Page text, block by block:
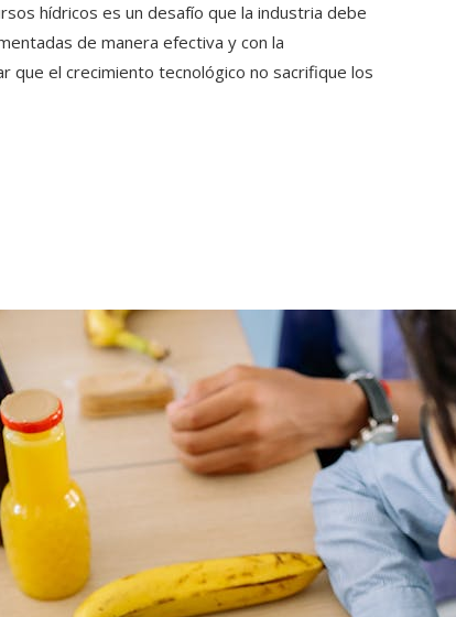
hídricos es un desafío que la industria debe
de manera efectiva y con la
que el crecimiento tecnológico no sacrifique los